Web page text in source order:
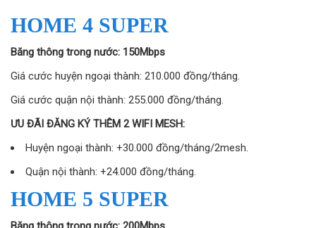
HOME 4 SUPER
Băng thông trong nước: 150Mbps
Giá cước huyện ngoại thành: 210.000 đồng/tháng.
Giá cước quận nội thành: 255.000 đồng/tháng.
ƯU ĐÃI ĐĂNG KÝ THÊM 2 WIFI MESH:
Huyện ngoại thành: +30.000 đồng/tháng/2mesh.
Quận nội thành: +24.000 đồng/tháng.
HOME 5 SUPER